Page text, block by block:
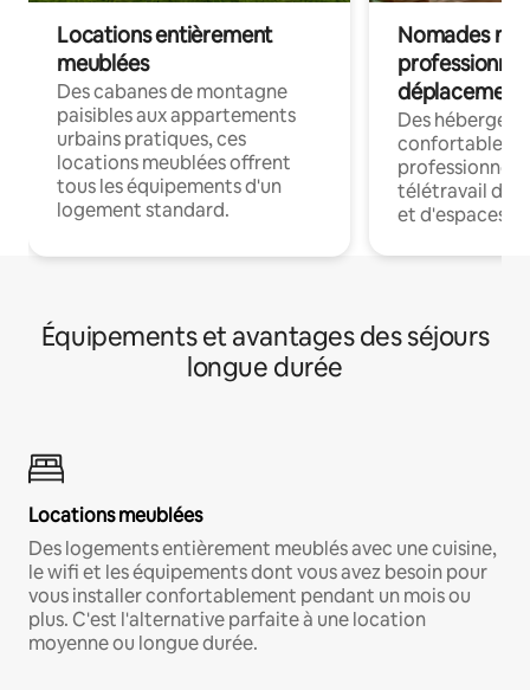
Locations entièrement
meublées
Des cabanes de montagne
paisibles aux appartements
urbains pratiques, ces
locations meublées offrent
tous les équipements d'un
logement standard.
Nomades
déplacement
Des
confortables
professionnels
télétravail
et d'espaces
Équipements et avantages des séjours
longue durée
Locations meublées
Des logements entièrement meublés avec une cuisine,
le wifi et les équipements dont vous avez besoin pour
vous installer confortablement pendant un mois ou
plus. C'est l'alternative parfaite à une location
moyenne ou longue durée.